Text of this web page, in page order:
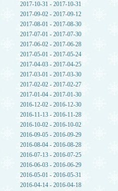
2017-10-31 - 2017-10-31
2017-09-02 - 2017-09-12
2017-08-01 - 2017-08-30
2017-07-01 - 2017-07-30
2017-06-02 - 2017-06-28
2017-05-01 - 2017-05-24
2017-04-03 - 2017-04-25
2017-03-01 - 2017-03-30
2017-02-02 - 2017-02-27
2017-01-04 - 2017-01-30
2016-12-02 - 2016-12-30
2016-11-13 - 2016-11-28
2016-10-02 - 2016-10-02
2016-09-05 - 2016-09-29
2016-08-04 - 2016-08-28
2016-07-13 - 2016-07-25
2016-06-03 - 2016-06-29
2016-05-01 - 2016-05-31
2016-04-14 - 2016-04-18